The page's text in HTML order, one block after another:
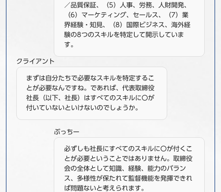
／品質保証、（5）人事、労務、人財開発、
（6）マーケティング、セールス、（7）業
界経験・知見、（8）国際ビジネス、海外経
験の8つのスキルを特定して開示していま
す。
クライアント
まずは自分たちで必要なスキルを特定するこ
とが必要なんですね。であれば、代表取締役
社長（以下、社長）はすべてのスキルに〇が
付いていないといけないのでしょうか。
ぶっちー
必ずしも社長にすべてのスキルに〇が付くこ
とが必要ということではありません。取締役
会の全体として知識、経験、能力のバラン
ス、多様性が保たれて監督機能を発揮できれ
ば問題ないと考えられます。